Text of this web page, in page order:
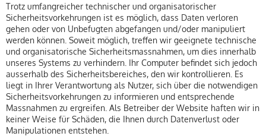
Trotz umfangreicher technischer und organisatorischer
Sicherheitsvorkehrungen ist es möglich, dass Daten verloren
gehen oder von Unbefugten abgefangen und/oder manipuliert
werden können. Soweit möglich, treffen wir geeignete technische
und organisatorische Sicherheitsmassnahmen, um dies innerhalb
unseres Systems zu verhindern. Ihr Computer befindet sich jedoch
ausserhalb des Sicherheitsbereiches, den wir kontrollieren. Es
liegt in Ihrer Verantwortung als Nutzer, sich über die notwendigen
Sicherheitsvorkehrungen zu informieren und entsprechende
Massnahmen zu ergreifen. Als Betreiber der Website haften wir in
keiner Weise für Schäden, die Ihnen durch Datenverlust oder
Manipulationen entstehen.